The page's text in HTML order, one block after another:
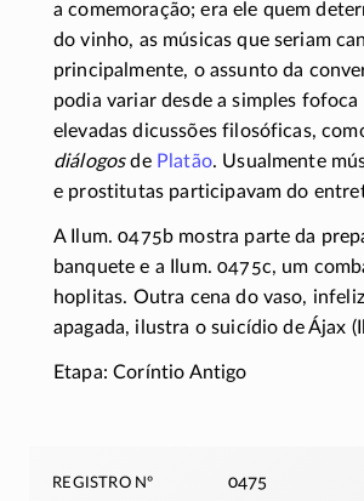
a comemoração; era ele quem
do vinho, as músicas que seriam
principalmente, o assunto da
podia variar desde a simples fofoca
elevadas dicussões filosóficas,
diálogosde Platão. Usualmente
e prostitutas participavam do
A Ilum. 0475b mostra parte da
banquete e a Ilum. 0475c, um
hoplitas. Outra cena do vaso,
apagada, ilustra o suicídio de Ájax
Etapa: Coríntio Antigo
registro nº 0475